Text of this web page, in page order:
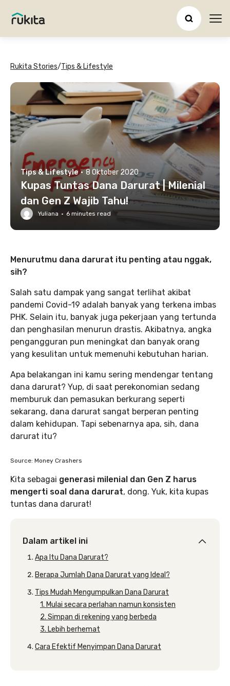
Rukita Stories/Tips & Lifestyle
Tips & Lifestyle · 8 Oktober 2020
Kupas Tuntas Dana Darurat | Milenial
dan Gen Z Wajib Tahu!
Yuliana · 6 minutes read
Menurutmu dana darurat itu penting atau nggak,
sih?
Salah satu dampak yang sangat terlihat akibat
pandemi Covid-19 adalah banyak yang terkena imbas
PHK. Selain itu, banyak juga pekerjaan yang tertunda
dan penghasilan menurun drastis. Akibatnya, angka
pengangguran pun meningkat dan banyak orang
yang kesulitan untuk memenuhi kebutuhan harian.
Apa belakangan ini kamu sering mendengar tentang
dana darurat? Yup, di saat perekonomian sedang
memburuk dan pemasukan berkurang seperti
sekarang, dana darurat sangat berperan penting
dalam kehidupan. Tapi sebenarnya apa, sih, dana
darurat itu?
Source: Money Crashers
Kita sebagai generasi milenial dan Gen Z harus
mengerti soal dana darurat, dong. Yuk, kita kupas
tuntas dana darurat!
Dalam artikel ini
Apa Itu Dana Darurat?
Berapa Jumlah Dana Darurat yang Ideal?
Tips Mudah Mengumpulkan Dana Darurat
1. Mulai secara perlahan namun konsisten
2. Simpan di rekening yang berbeda
3. Lebih berhemat
Cara Efektif Menyimpan Dana Darurat